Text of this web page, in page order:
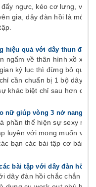
ngực, kéo cơ lưng, vai,
gia, dây đàn hồi là món
hiệu quả với dây thun đàn
ngẩm về thân hình xồ xề
kỷ lục thì đừng bỏ qua
cần chuẩn bị 1 bộ dây
khác biệt chỉ sau hơn chục
nữ giúp vòng 3 nở nang ,
phần thể hiện sự sexy
luyện với mong muốn
bạn các bài tập cơ bản
bài tập với dây đàn hồi
dây đàn hồi chắc chắn sẽ